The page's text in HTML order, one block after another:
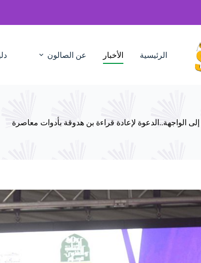
الرئيسية الأخبار عن الصالون
الواجهة..الدعوة لإعادة قراءة بن هدوقة بأدوات معاصرة